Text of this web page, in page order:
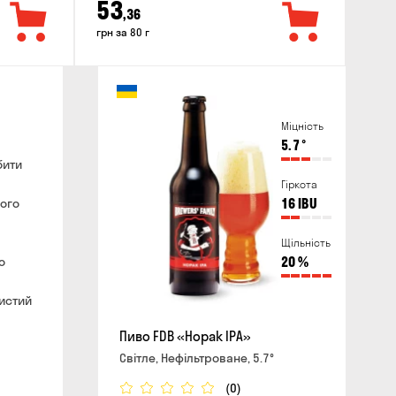
53,36
грн за 80 г
Міцність
5.7°
Гіркота
16IBU
Щільність
20%
Пиво FDB «Hopak IPA»
Світле, Нефільтроване, 5.7°
(0)